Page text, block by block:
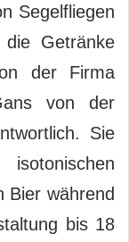
Segelfliegen
Getränke
der Firma
von der
Sie
Bier während
bis 18